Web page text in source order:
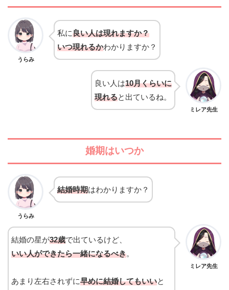
うらみ
私に良い人は現れますか？
いつ現れるかわかりますか？
ミレア先生
良い人は10月くらいに
現れると出ているね。
婚期はいつか
うらみ
結婚時期はわかりますか？
ミレア先生
結婚の星が32歳で出ているけど、
いい人ができたら一緒になるべき。
あまり左右されずに早めに結婚してもいいと